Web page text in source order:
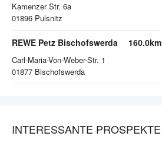
Kamenzer Str. 6a
01896 Pulsnitz
REWE Petz Bischofswerda
Carl-Maria-Von-Weber-Str. 1
01877 Bischofswerda
160.0km
INTERESSANTE PROSPEKTE